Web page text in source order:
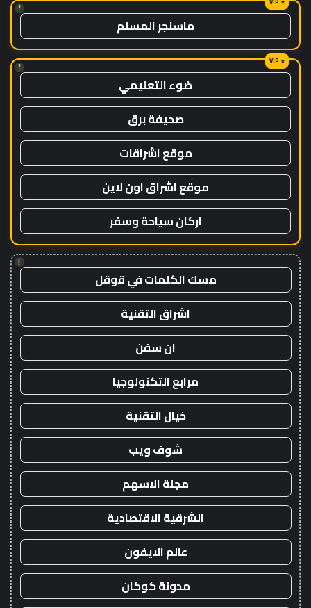
!
ماسنجر المسلم
!
ضوء التعليمي
صحيفة برق
موقع اشراقات
موقع اشراق اون لاين
اركان سياحة وسفر
!
مسك الكلمات في قوقل
اشراق التقنية
ان سفن
مرابع التكنولوجيا
خيال التقنية
شوف ويب
مجلة الاسهم
الشرقية الاقتصادية
عالم الايفون
مدونة كوكان